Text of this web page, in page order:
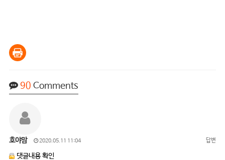
90 Comments
호야맘 2020.05.11 11:04 답변
댓글내용 확인